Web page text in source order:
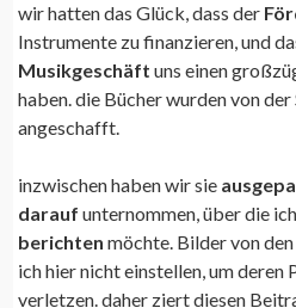
wir hatten das Glück, dass der
Instrumente zu finanzieren, und
Musikgeschäft uns einen
haben. die Bücher wurden von
angeschafft.
inzwischen haben wir sie
darauf unternommen, über die ich
berichten möchte. Bilder von
ich hier nicht einstellen, um deren
verletzen. daher ziert diesen